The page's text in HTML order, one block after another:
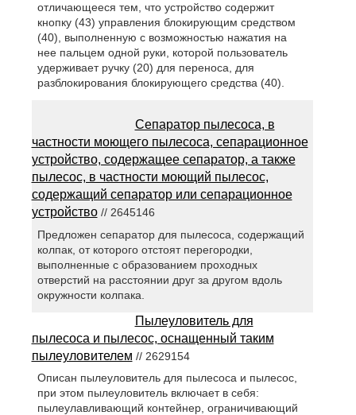
отличающееся тем, что устройство содержит
кнопку (43) управления блокирующим средством
(40), выполненную с возможностью нажатия на
нее пальцем одной руки, которой пользователь
удерживает ручку (20) для переноса, для
разблокирования блокирующего средства (40).
Сепаратор пылесоса, в
частности моющего пылесоса, сепарационное
устройство, содержащее сепаратор, а также
пылесос, в частности моющий пылесос,
содержащий сепаратор или сепарационное
устройство// 2645146
Предложен сепаратор для пылесоса, содержащий
колпак, от которого отстоят перегородки,
выполненные с образованием проходных
отверстий на расстоянии друг за другом вдоль
окружности колпака.
Пылеуловитель для
пылесоса и пылесос, оснащенный таким
пылеуловителем // 2629154
Описан пылеуловитель для пылесоса и пылесос,
при этом пылеуловитель включает в себя:
пылеулавливающий контейнер, ограничивающий